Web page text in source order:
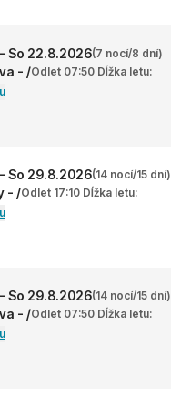
So 22.8.2026(7 nocí/8 dní)
- /Odlet 07:50 Dĺžka letu:
So 29.8.2026(14 nocí/15 dní)
- /Odlet 17:10 Dĺžka letu:
So 29.8.2026(14 nocí/15 dní)
- /Odlet 07:50 Dĺžka letu: